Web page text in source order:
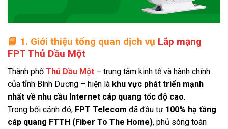
📘 1. Giới thiệu tổng quan dịch vụ Lắp mạng
FPT Thủ Dầu Một
Thành phố Thủ Dầu Một – trung tâm kinh tế và hành chính
của tỉnh Bình Dương – hiện là khu vực phát triển mạnh
nhất về nhu cầu Internet cáp quang tốc độ cao.
Trong bối cảnh đó, FPT Telecom đã đầu tư 100% hạ tầng
cáp quang FTTH (Fiber To The Home), phủ sóng toàn